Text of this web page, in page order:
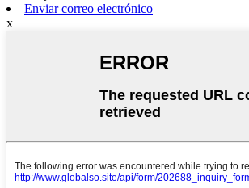
Enviar correo electrónico
x